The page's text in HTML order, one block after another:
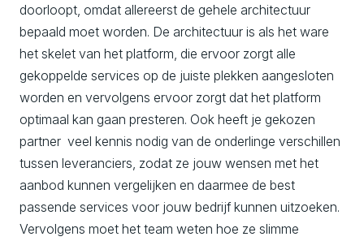
doorloopt, omdat allereerst de gehele architectuur
bepaald moet worden. De architectuur is als het ware
het skelet van het platform, die ervoor zorgt alle
gekoppelde services op de juiste plekken aangesloten
worden en vervolgens ervoor zorgt dat het platform
optimaal kan gaan presteren. Ook heeft je gekozen
partner veel kennis nodig van de onderlinge verschillen
tussen leveranciers, zodat ze jouw wensen met het
aanbod kunnen vergelijken en daarmee de best
passende services voor jouw bedrijf kunnen uitzoeken.
Vervolgens moet het team weten hoe ze slimme